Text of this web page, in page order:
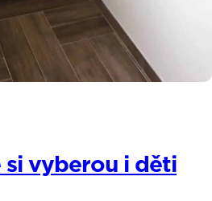
si vyberou i děti